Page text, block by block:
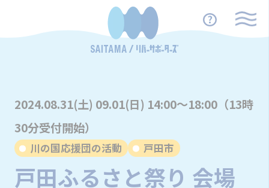
2024.08.31(土) 09.01(日) 14:00～18:00（13時
30分受付開始）
川の国応援団の活動 戸田市
戸田ふるさと祭り 会場